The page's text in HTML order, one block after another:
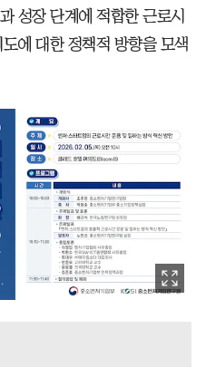
성장 단계에 적합한 근로시
에 대한 정책적 방향을 모색